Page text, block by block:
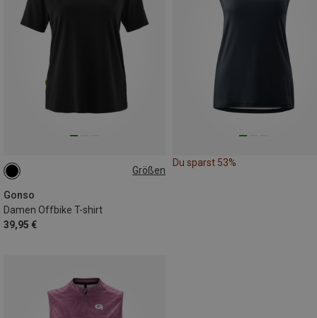
Größen
Gonso
Damen Offbike T-shirt
39,95 €
XS
Du sparst 53%